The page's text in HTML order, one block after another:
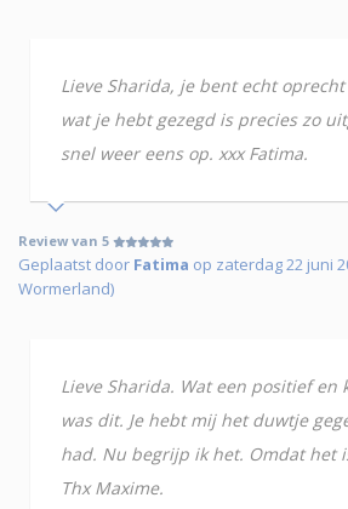
Lieve Sharida, je bent echt
wat je hebt gezegd is precies zo
snel weer eens op. xxx Fatima.
Review van 5
Geplaatst door Fatima op zaterdag 22 juni
Wormerland)
Lieve Sharida. Wat een positief en
was dit. Je hebt mij het duwtje
had. Nu begrijp ik het. Omdat het
Thx Maxime.